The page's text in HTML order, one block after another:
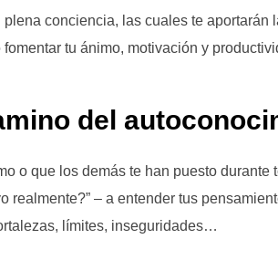
conciencia, las cuales te aportarán
tu ánimo, motivación y
del
o que los demás te han puesto durante
realmente?” – a entender tus
límites, inseguridades…